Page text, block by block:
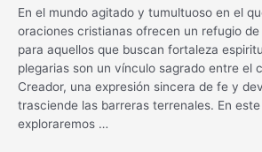
En el mundo agitado y tumultuoso en el
oraciones cristianas ofrecen un refugio
para aquellos que buscan fortaleza
plegarias son un vínculo sagrado entre el
Creador, una expresión sincera de fe y
trasciende las barreras terrenales. En
exploraremos …